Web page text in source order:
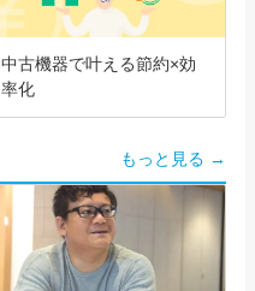
中古機器で叶える節約×効
率化
もっと見る →